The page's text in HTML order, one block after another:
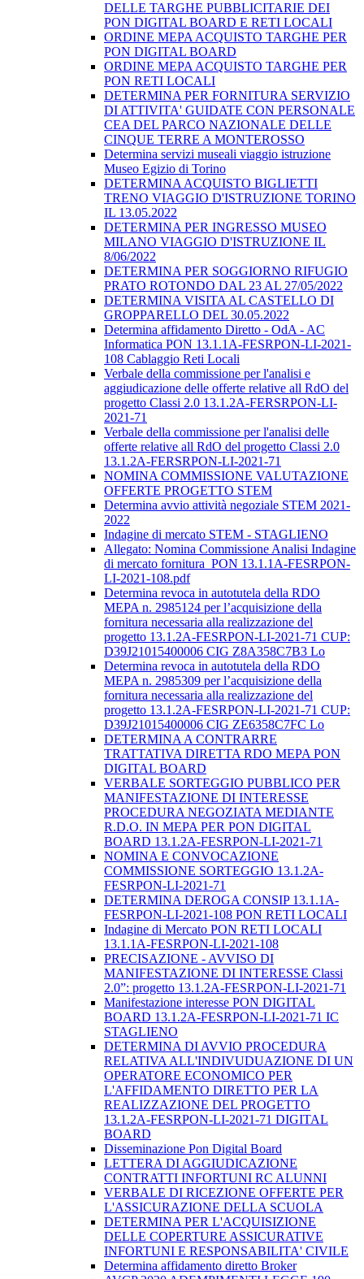
DELLE TARGHE PUBBLICITARIE DEI
PON DIGITAL BOARD E RETI LOCALI
ORDINE MEPA ACQUISTO TARGHE PER
PON DIGITAL BOARD
ORDINE MEPA ACQUISTO TARGHE PER
PON RETI LOCALI
DETERMINA PER FORNITURA SERVIZIO
DI ATTIVITA' GUIDATE CON PERSONALE
CEA DEL PARCO NAZIONALE DELLE
CINQUE TERRE A MONTEROSSO
Determina servizi museali viaggio istruzione
Museo Egizio di Torino
DETERMINA ACQUISTO BIGLIETTI
TRENO VIAGGIO D'ISTRUZIONE TORINO
IL 13.05.2022
DETERMINA PER INGRESSO MUSEO
MILANO VIAGGIO D'ISTRUZIONE IL
8/06/2022
DETERMINA PER SOGGIORNO RIFUGIO
PRATO ROTONDO DAL 23 AL 27/05/2022
DETERMINA VISITA AL CASTELLO DI
GROPPARELLO DEL 30.05.2022
Determina affidamento Diretto - OdA - AC
Informatica PON 13.1.1A-FESRPON-LI-2021-
108 Cablaggio Reti Locali
Verbale della commissione per l'analisi e
aggiudicazione delle offerte relative all RdO del
progetto Classi 2.0 13.1.2A-FERSRPON-LI-
2021-71
Verbale della commissione per l'analisi delle
offerte relative all RdO del progetto Classi 2.0
13.1.2A-FERSRPON-LI-2021-71
NOMINA COMMISSIONE VALUTAZIONE
OFFERTE PROGETTO STEM
Determina avvio attività negoziale STEM 2021-
2022
Indagine di mercato STEM - STAGLIENO
Allegato: Nomina Commissione Analisi Indagine
di mercato fornitura_PON 13.1.1A-FESRPON-
LI-2021-108.pdf
Determina revoca in autotutela della RDO
MEPA n. 2985124 per l’acquisizione della
fornitura necessaria alla realizzazione del
progetto 13.1.2A-FESRPON-LI-2021-71 CUP:
D39J21015400006 CIG Z8A358C7B3 Lo
Determina revoca in autotutela della RDO
MEPA n. 2985309 per l’acquisizione della
fornitura necessaria alla realizzazione del
progetto 13.1.2A-FESRPON-LI-2021-71 CUP:
D39J21015400006 CIG ZE6358C7FC Lo
DETERMINA A CONTRARRE
TRATTATIVA DIRETTA RDO MEPA PON
DIGITAL BOARD
VERBALE SORTEGGIO PUBBLICO PER
MANIFESTAZIONE DI INTERESSE
PROCEDURA NEGOZIATA MEDIANTE
R.D.O. IN MEPA PER PON DIGITAL
BOARD 13.1.2A-FESRPON-LI-2021-71
NOMINA E CONVOCAZIONE
COMMISSIONE SORTEGGIO 13.1.2A-
FESRPON-LI-2021-71
DETERMINA DEROGA CONSIP 13.1.1A-
FESRPON-LI-2021-108 PON RETI LOCALI
Indagine di Mercato PON RETI LOCALI
13.1.1A-FESRPON-LI-2021-108
PRECISAZIONE - AVVISO DI
MANIFESTAZIONE DI INTERESSE Classi
2.0”: progetto 13.1.2A-FESRPON-LI-2021-71
Manifestazione interesse PON DIGITAL
BOARD 13.1.2A-FESRPON-LI-2021-71 IC
STAGLIENO
DETERMINA DI AVVIO PROCEDURA
RELATIVA ALL'INDIVUDUAZIONE DI UN
OPERATORE ECONOMICO PER
L'AFFIDAMENTO DIRETTO PER LA
REALIZZAZIONE DEL PROGETTO
13.1.2A-FESRPON-LI-2021-71 DIGITAL
BOARD
Disseminazione Pon Digital Board
LETTERA DI AGGIUDICAZIONE
CONTRATTI INFORTUNI RC ALUNNI
VERBALE DI RICEZIONE OFFERTE PER
L'ASSICURAZIONE DELLA SCUOLA
DETERMINA PER L'ACQUISIZIONE
DELLE COPERTURE ASSICURATIVE
INFORTUNI E RESPONSABILITA' CIVILE
Determina affidamento diretto Broker